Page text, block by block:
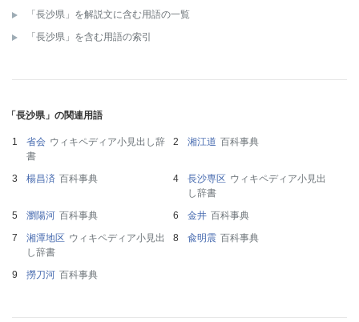
「長沙県」を解説文に含む用語の一覧
「長沙県」を含む用語の索引
「長沙県」の関連用語
省会 ウィキペディア小見出し辞
書
湘江道 百科事典
楊昌済 百科事典 長沙専区 ウィキペディア小見出
し辞書
瀏陽河 百科事典 金井 百科事典
湘潭地区 ウィキペディア小見出
し辞書
兪明震 百科事典
撈刀河 百科事典